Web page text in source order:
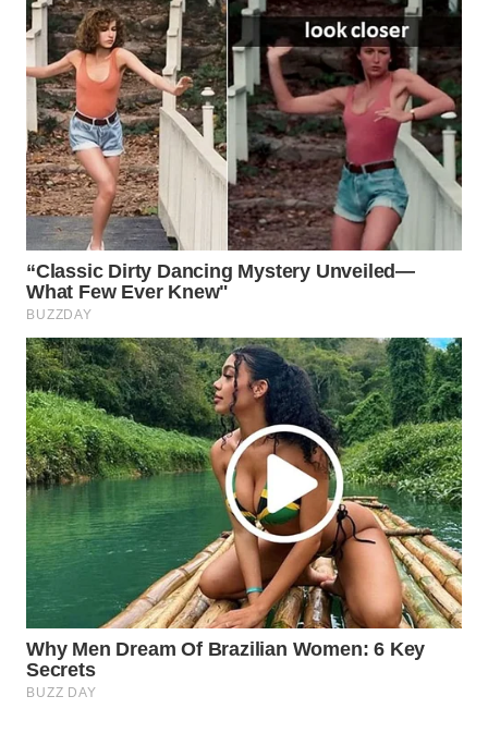
UMKM
WAHANA
SELEB
WAHANA
PERSONA
WAHANA
OTOMOTIF
WAHANA
HEALTH
WAHANA
DESA
WISATA
LAPAK
WAHANA
Wahana
Network
KONSUMEN
LISTRIK